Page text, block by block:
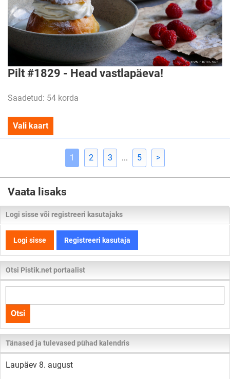
Pilt #1829 - Head vastlapäeva!
Saadetud: 54 korda
Vali kaart
1 2 3 ... 5 >
Vaata lisaks
Logi sisse või registreeri kasutajaks
Logi sisse Registreeri kasutaja
Otsi Pistik.net portaalist
kogu
lehelt
Otsi
Tänased ja tulevased pühad kalendris
Laupäev 8. august